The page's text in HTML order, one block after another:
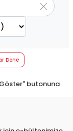
Dene
butonuna